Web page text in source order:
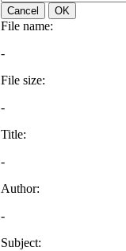
Cancel OK
File name:
-
File size:
-
Title:
-
Author:
-
Subject: